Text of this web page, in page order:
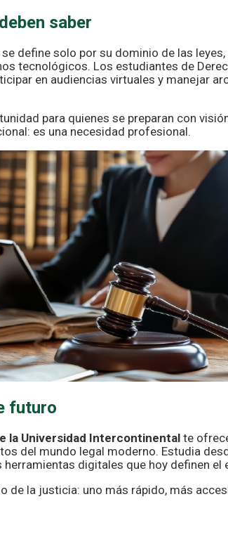
saber
se define solo por su dominio de las
tecnológicos. Los estudiantes de
en audiencias virtuales y manejar
para quienes se preparan con
es una necesidad profesional.
futuro
la Universidad Intercontinental te
del mundo legal moderno. Estudia
digitales que hoy definen el
de la justicia: uno más rápido, más